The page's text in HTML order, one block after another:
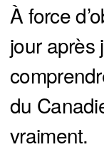
À force
jour après
du
vraiment.